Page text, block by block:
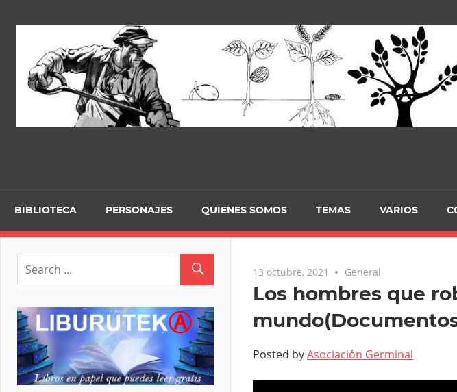
BIBLIOTECA PERSONAJES QUIENES SOMOS TEMAS VARIOS
13 octubre, 2021 General
Los hombres que
Posted byAsociación Germinal